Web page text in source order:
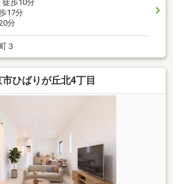
徒歩10分
17分
分
３
ひばりが丘北4丁目